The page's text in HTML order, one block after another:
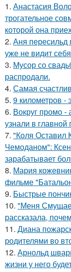
1. Анастасия
трогательное
которой она
2. Аня пересильд
уже не видит
3. Мусор со
распродали.
4. Самая
5. 9 километров -
6. Вокруг промо -
узнали в главной
7. "Коля Оставил
Чемоданом":
зарабатывает
8. Мария
фильме
9. Быстрые
10. "Меня
рассказала,
11. Диана
родителями во
12. Арнольд
жизни у него